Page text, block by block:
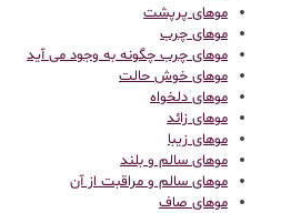
موهای پرپشت
موهای چرب
موهای چرب چگونه به وجود می آید
موهای خوش حالت
موهای دلخواه
موهای زائد
موهای زیبا
موهای سالم و بلند
موهای سالم و مراقبت از آن
موهای صاف